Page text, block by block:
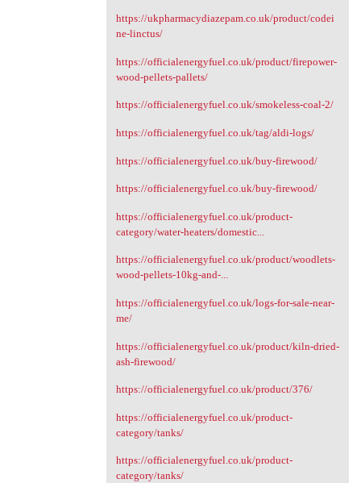
https://ukpharmacydiazepam.co.uk/product/codei
ne-linctus/
https://officialenergyfuel.co.uk/product/firepower-
wood-pellets-pallets/
https://officialenergyfuel.co.uk/smokeless-coal-2/
https://officialenergyfuel.co.uk/tag/aldi-logs/
https://officialenergyfuel.co.uk/buy-firewood/
https://officialenergyfuel.co.uk/buy-firewood/
https://officialenergyfuel.co.uk/product-
category/water-heaters/domestic...
https://officialenergyfuel.co.uk/product/woodlets-
wood-pellets-10kg-and-...
https://officialenergyfuel.co.uk/logs-for-sale-near-
me/
https://officialenergyfuel.co.uk/product/kiln-dried-
ash-firewood/
https://officialenergyfuel.co.uk/product/376/
https://officialenergyfuel.co.uk/product-
category/tanks/
https://officialenergyfuel.co.uk/product-
category/tanks/